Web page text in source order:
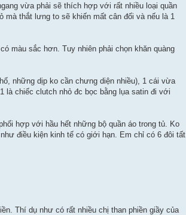
vừa phải sẽ thích hợp với rất nhiều loại quần
thắt lưng to sẽ khiến mất cân đối và nếu là 1
màu sắc hơn. Tuy nhiên phải chọn khăn quàng
những dịp ko cần chưng diện nhiều), 1 cái vừa
là chiếc clutch nhỏ đc bọc bằng lụa satin đi với
hợp với hầu hết những bộ quần áo trong tủ. Ko
điều kiện kinh tế có giới hạn. Em chỉ có 6 đôi tất
Thí dụ như có rất nhiều chị than phiền giầy của